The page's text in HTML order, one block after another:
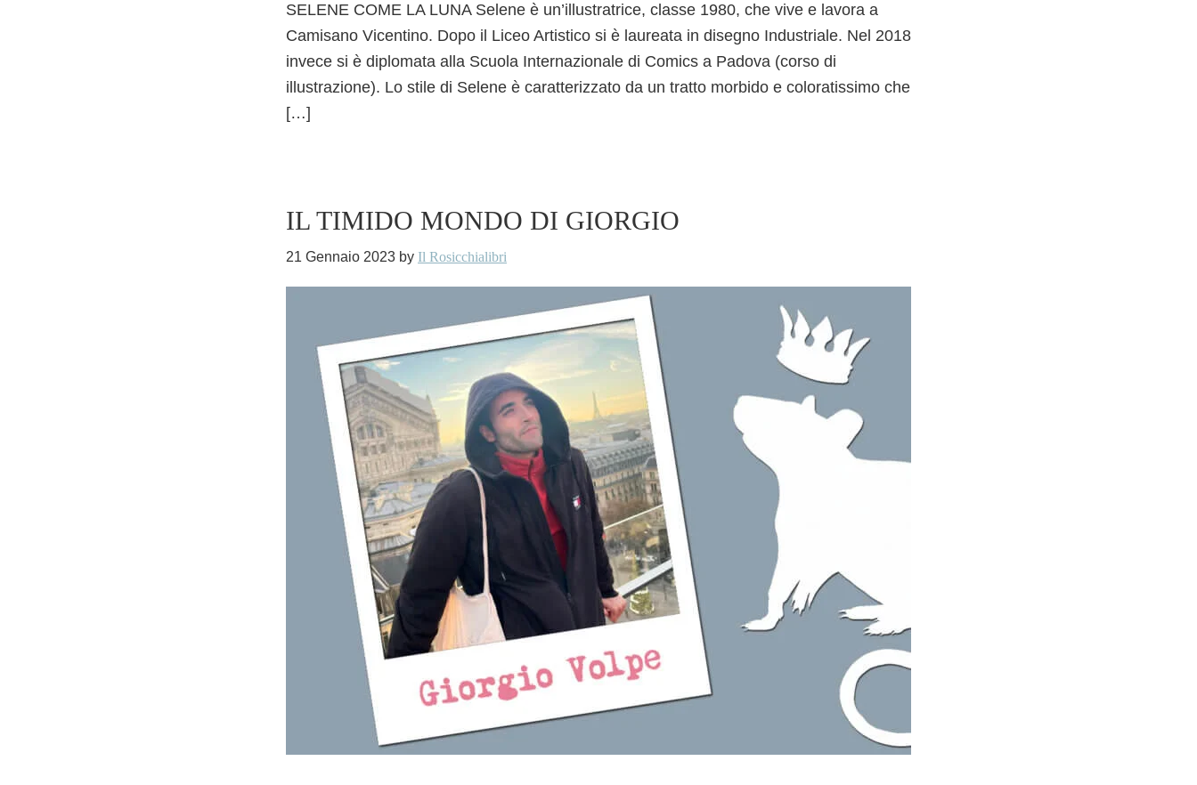
SELENE COME LA LUNA Selene è un’illustratrice, classe 1980, che vive e lavora a
Camisano Vicentino. Dopo il Liceo Artistico si è laureata in disegno Industriale. Nel 2018
invece si è diplomata alla Scuola Internazionale di Comics a Padova (corso di
illustrazione). Lo stile di Selene è caratterizzato da un tratto morbido e coloratissimo che
[…]
IL TIMIDO MONDO DI GIORGIO
21 Gennaio 2023 by Il Rosicchialibri